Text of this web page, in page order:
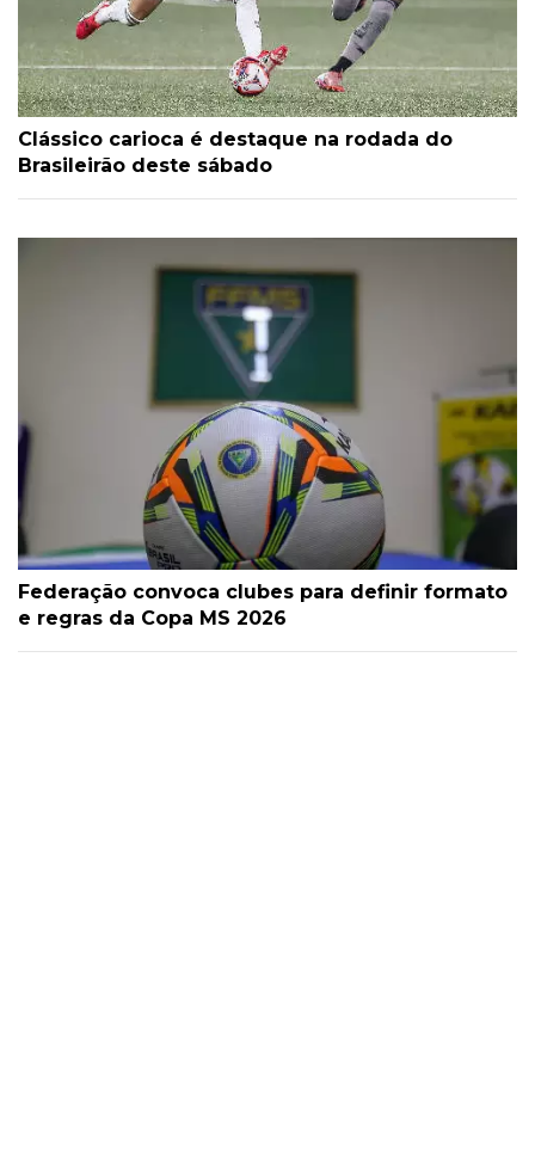
Clássico carioca é destaque na rodada do
Brasileirão deste sábado
Federação convoca clubes para definir formato
e regras da Copa MS 2026